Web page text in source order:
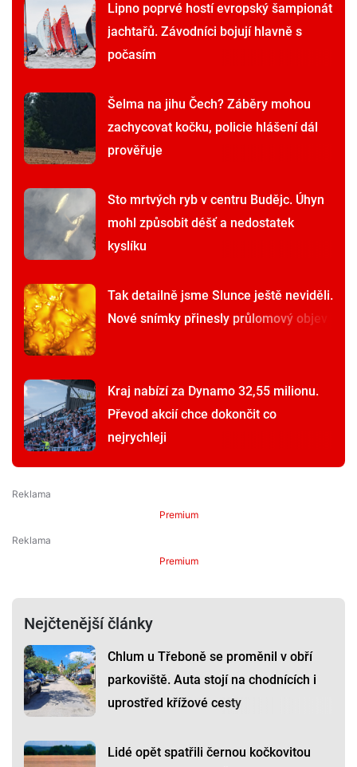
Lipno poprvé hostí evropský šampionát
jachtařů. Závodníci bojují hlavně s
počasím
Šelma na jihu Čech? Záběry mohou
zachycovat kočku, policie hlášení dál
prověřuje
Sto mrtvých ryb v centru Budějc. Úhyn
mohl způsobit déšť a nedostatek
kyslíku
Tak detailně jsme Slunce ještě neviděli.
Nové snímky přinesly průlomový objev
Kraj nabízí za Dynamo 32,55 milionu.
Převod akcií chce dokončit co
nejrychleji
Premium
Premium
Nejčtenější články
Chlum u Třeboně se proměnil v obří
parkoviště. Auta stojí na chodnících i
uprostřed křížové cesty
Lidé opět spatřili černou kočkovitou